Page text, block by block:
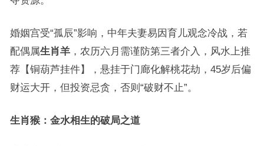
婚姻宫受“孤辰”影响，中年夫妻易因育儿观念冷战，若
配偶属生肖羊，农历六月需谨防第三者介入，风水上推
荐【铜葫芦挂件】，悬挂于门廊化解桃花劫，45岁后偏
财运大开，但投资忌贪，否则“破财不止”。
生肖猴：金水相生的破局之道